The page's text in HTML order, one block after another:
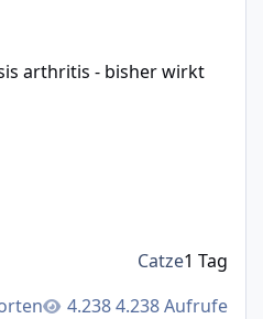
arthritis - bisher wirkt
4.238 Aufrufe
Catze1 Tag